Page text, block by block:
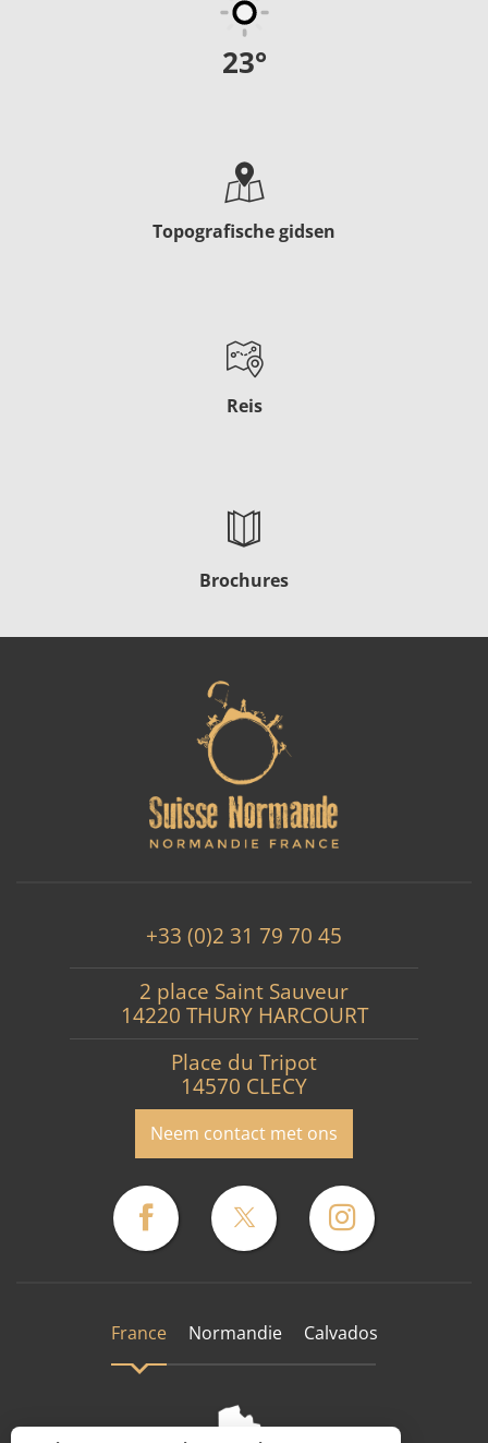
23°
Topografische gidsen
Reis
Brochures
+33 (0)2 31 79 70 45
2 place Saint Sauveur
14220 THURY HARCOURT
Place du Tripot
14570 CLECY
Neem contact met ons
France Normandie Calvados